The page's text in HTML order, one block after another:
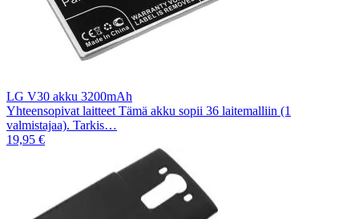
LG V30 akku 3200mAh
Yhteensopivat laitteet Tämä akku sopii 36 laitemalliin (1
valmistajaa). Tarkis…
19,95 €